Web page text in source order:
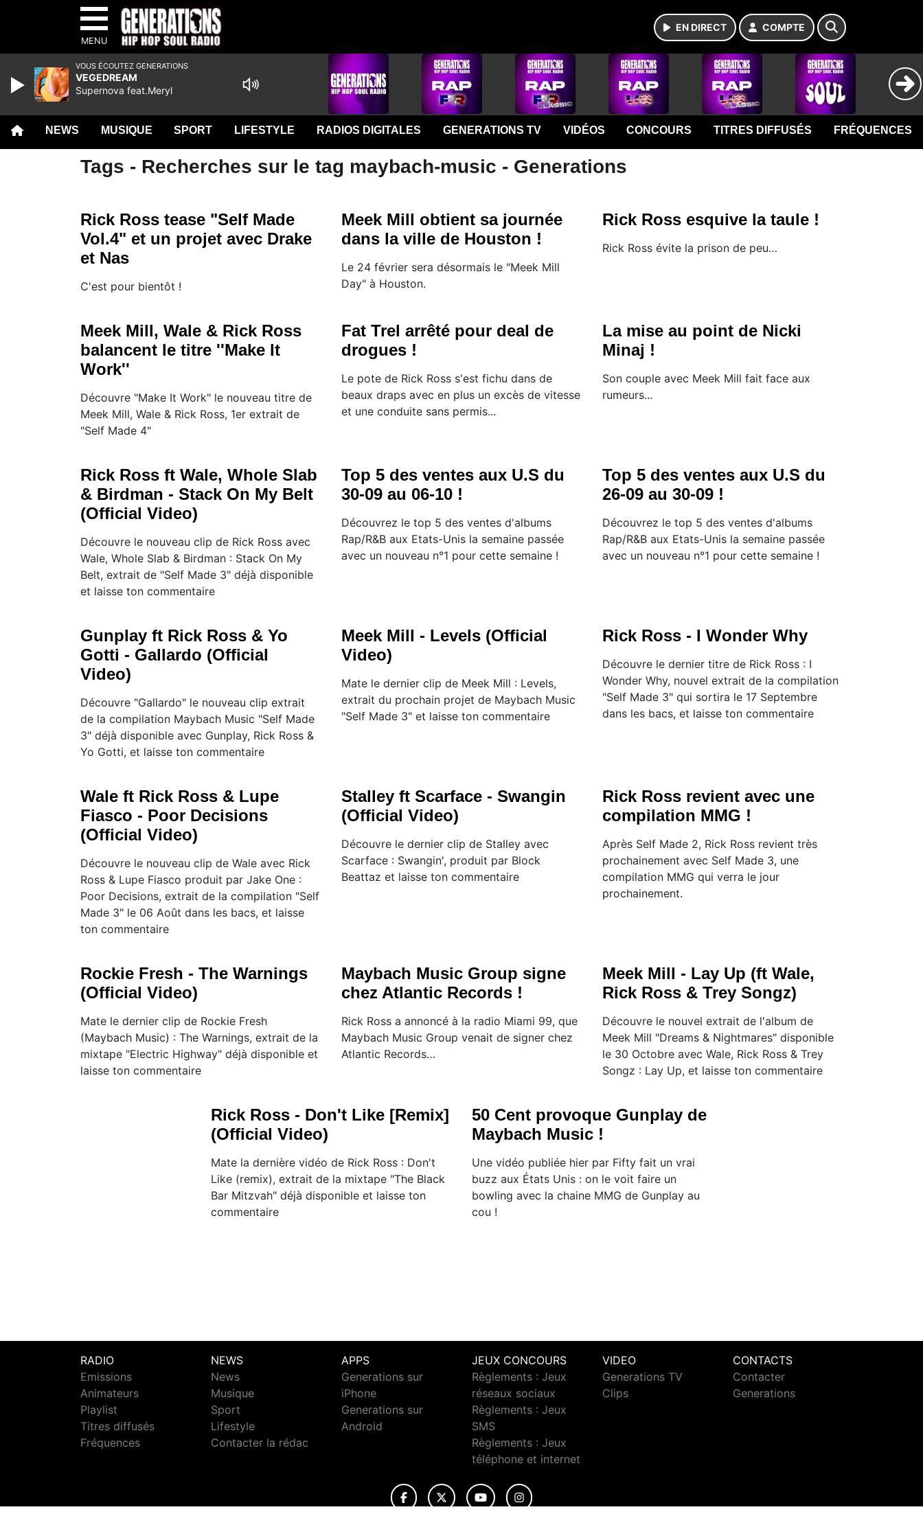
MENU
EN DIRECT COMPTE
NEWS MUSIQUE SPORT LIFESTYLE RADIOS DIGITALES GENERATIONS TV VIDÉOS CONCOURS TITRES DIFFUSÉS FRÉQUENCES
Tags - Recherches sur le tag maybach-music - Generations
Rick Ross tease "Self Made
Vol.4" et un projet avec Drake
et Nas
C'est pour bientôt !
Meek Mill obtient sa journée
dans la ville de Houston !
Le 24 février sera désormais le "Meek Mill
Day" à Houston.
Rick Ross esquive la taule !
​Rick Ross évite la prison de peu…
Meek Mill, Wale & Rick Ross
balancent le titre ''Make It
Work''
Découvre "Make It Work" le nouveau titre de
Meek Mill, Wale & Rick Ross, 1er extrait de
"Self Made 4"
Fat Trel arrêté pour deal de
drogues !
Le pote de Rick Ross s'est fichu dans de
beaux draps avec en plus un excès de vitesse
et une conduite sans permis...
La mise au point de Nicki
Minaj !
Son couple avec Meek Mill fait face aux
rumeurs...
Rick Ross ft Wale, Whole Slab
& Birdman - Stack On My Belt
(Official Video)
Découvre le nouveau clip de Rick Ross avec
Wale, Whole Slab & Birdman : Stack On My
Belt, extrait de "Self Made 3" déjà disponible
et laisse ton commentaire
Top 5 des ventes aux U.S du
30-09 au 06-10 !
Découvrez le top 5 des ventes d'albums
Rap/R&B aux Etats-Unis la semaine passée
avec un nouveau n°1 pour cette semaine !
Top 5 des ventes aux U.S du
26-09 au 30-09 !
Découvrez le top 5 des ventes d'albums
Rap/R&B aux Etats-Unis la semaine passée
avec un nouveau n°1 pour cette semaine !
Gunplay ft Rick Ross & Yo
Gotti - Gallardo (Official
Video)
Découvre "Gallardo" le nouveau clip extrait
de la compilation Maybach Music "Self Made
3" déjà disponible avec Gunplay, Rick Ross &
Yo Gotti, et laisse ton commentaire
Meek Mill - Levels (Official
Video)
Mate le dernier clip de Meek Mill : Levels,
extrait du prochain projet de Maybach Music
"Self Made 3" et laisse ton commentaire
Rick Ross - I Wonder Why
Découvre le dernier titre de Rick Ross : I
Wonder Why, nouvel extrait de la compilation
"Self Made 3" qui sortira le 17 Septembre
dans les bacs, et laisse ton commentaire
Wale ft Rick Ross & Lupe
Fiasco - Poor Decisions
(Official Video)
Découvre le nouveau clip de Wale avec Rick
Ross & Lupe Fiasco produit par Jake One :
Poor Decisions, extrait de la compilation "Self
Made 3" le 06 Août dans les bacs, et laisse
ton commentaire
Stalley ft Scarface - Swangin
(Official Video)
Découvre le dernier clip de Stalley avec
Scarface : Swangin', produit par Block
Beattaz et laisse ton commentaire
Rick Ross revient avec une
compilation MMG !
Après Self Made 2, Rick Ross revient très
prochainement avec Self Made 3, une
compilation MMG qui verra le jour
prochainement.
Rockie Fresh - The Warnings
(Official Video)
Mate le dernier clip de Rockie Fresh
(Maybach Music) : The Warnings, extrait de la
mixtape "Electric Highway" déjà disponible et
laisse ton commentaire
Maybach Music Group signe
chez Atlantic Records !
Rick Ross a annoncé à la radio Miami 99, que
Maybach Music Group venait de signer chez
Atlantic Records…
Meek Mill - Lay Up (ft Wale,
Rick Ross & Trey Songz)
Découvre le nouvel extrait de l'album de
Meek Mill "Dreams & Nightmares" disponible
le 30 Octobre avec Wale, Rick Ross & Trey
Songz : Lay Up, et laisse ton commentaire
Rick Ross - Don't Like [Remix]
(Official Video)
Mate la dernière vidéo de Rick Ross : Don't
Like (remix), extrait de la mixtape "The Black
Bar Mitzvah" déjà disponible et laisse ton
commentaire
50 Cent provoque Gunplay de
Maybach Music !
Une vidéo publiée hier par Fifty fait un vrai
buzz aux États Unis : on le voit faire un
bowling avec la chaine MMG de Gunplay au
cou !
RADIO
Emissions
Animateurs
Playlist
Titres diffusés
Fréquences
NEWS
News
Musique
Sport
Lifestyle
Contacter la rédac
APPS
Generations sur
iPhone
Generations sur
Android
JEUX CONCOURS
Règlements : Jeux
réseaux sociaux
Règlements : Jeux
SMS
Règlements : Jeux
téléphone et internet
VIDEO
Generations TV
Clips
CONTACTS
Contacter
Generations
VOUS ÉCOUTEZ GENERATIONS
VEGEDREAM
Supernova feat.Meryl